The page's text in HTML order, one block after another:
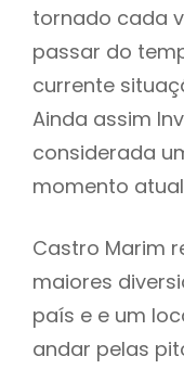
tornado cada
passar do
currente
Ainda assim
considerada
momento
Castro Marim
maiores
país e e um
andar pelas